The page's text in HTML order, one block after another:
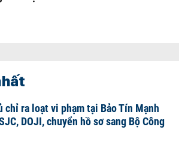
chỉ ra loạt vi phạm tại Bảo Tín Mạnh
DOJI, chuyển hồ sơ sang Bộ Công